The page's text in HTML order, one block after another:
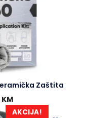
Zaštita
KM
AKCIJA!